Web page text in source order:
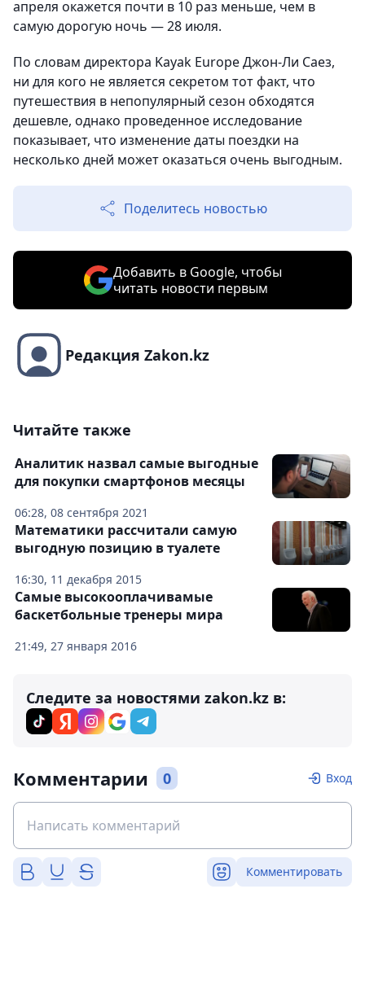
апреля окажется почти в 10 раз меньше, чем в
самую дорогую ночь — 28 июля.
По словам директора Kayak Europe Джон-Ли Саез,
ни для кого не является секретом тот факт, что
путешествия в непопулярный сезон обходятся
дешевле, однако проведенное исследование
показывает, что изменение даты поездки на
несколько дней может оказаться очень выгодным.
Поделитесь новостью
Добавить в Google, чтобы
читать новости первым
Редакция Zakon.kz
Читайте также
06:28, 08 сентября 2021
Аналитик назвал самые выгодные
для покупки смартфонов месяцы
16:30, 11 декабря 2015
Математики рассчитали самую
выгодную позицию в туалете
21:49, 27 января 2016
Самые высокооплачивамые
баскетбольные тренеры мира
Следите за новостями zakon.kz в:
Комментарии 0 Вход
Комментировать